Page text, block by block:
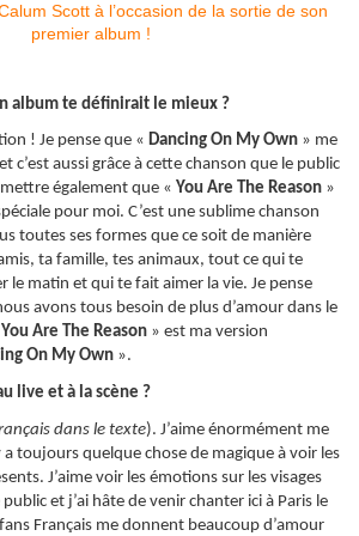
album te définirait le mieux ?
! Je pense que « Dancing On My Own » me
c’est aussi grâce à cette chanson que le public
également que « You Are The Reason »
pour moi. C’est une sublime chanson
toutes ses formes que ce soit de manière
ta famille, tes animaux, tout ce qui te
le matin et qui te fait aimer la vie. Je pense
avons tous besoin de plus d’amour dans le
You Are The Reason » est ma version
On My Own ».
live et à la scène ?
dans le texte). J’aime énormément me
a toujours quelque chose de magique à voir les
J’aime voir les émotions sur les visages
et j’ai hâte de venir chanter ici à Paris le
Français me donnent beaucoup d’amour